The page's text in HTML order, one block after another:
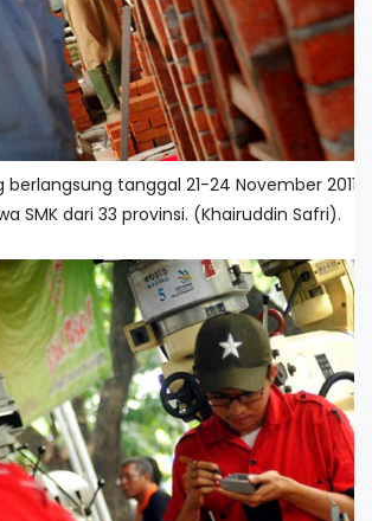
tanggal 21-24 November 2011
SMK dari 33 provinsi. (Khairuddin Safri).